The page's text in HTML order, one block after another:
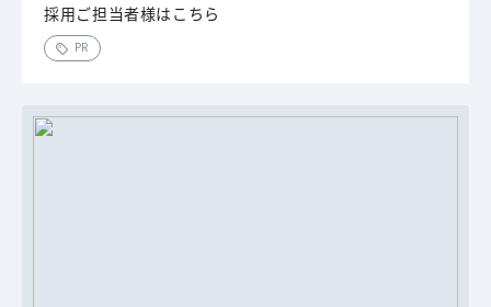
採用ご担当者様はこちら
PR